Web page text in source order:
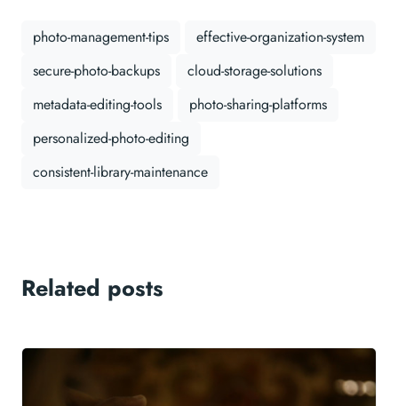
photo-management-tips
effective-organization-system
secure-photo-backups
cloud-storage-solutions
metadata-editing-tools
photo-sharing-platforms
personalized-photo-editing
consistent-library-maintenance
Related posts